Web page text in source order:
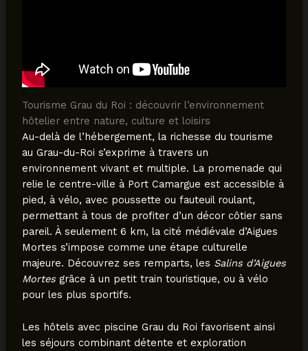
Tourisme Grau du Roi : découvrir l’environnement
hôtelier entre nature, culture et loisirs
Au-delà de l’hébergement, la richesse du tourisme
au Grau-du-Roi s’exprime à travers un
environnement vivant et multiple. La promenade qui
relie le centre-ville à Port Camargue est accessible à
pied, à vélo, avec poussette ou fauteuil roulant,
permettant à tous de profiter d’un décor côtier sans
pareil. À seulement 6 km, la cité médiévale d’Aigues
Mortes s’impose comme une étape culturelle
majeure. Découvrez ses remparts, les Salins d’Aigues
Mortesgrâce à un petit train touristique, ou à vélo
pour les plus sportifs.
Les hôtels avec piscine Grau du Roi favorisent ainsi
les séjours combinant détente et exploration